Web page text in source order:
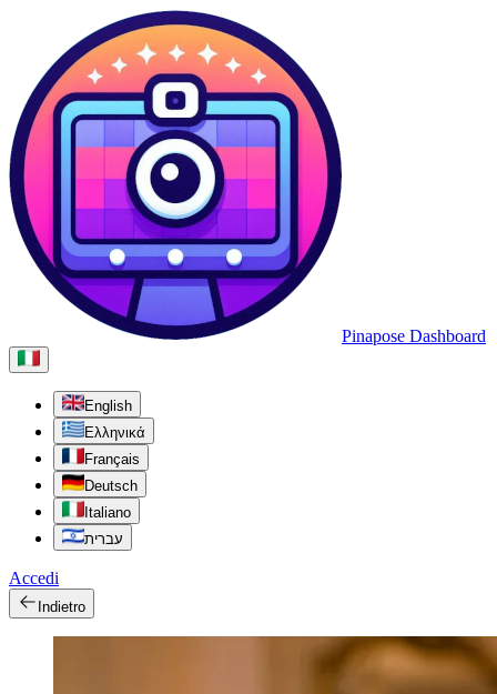
Pinapose Dashboard
English
Ελληνικά
Français
Deutsch
Italiano
עברית
Accedi
Indietro